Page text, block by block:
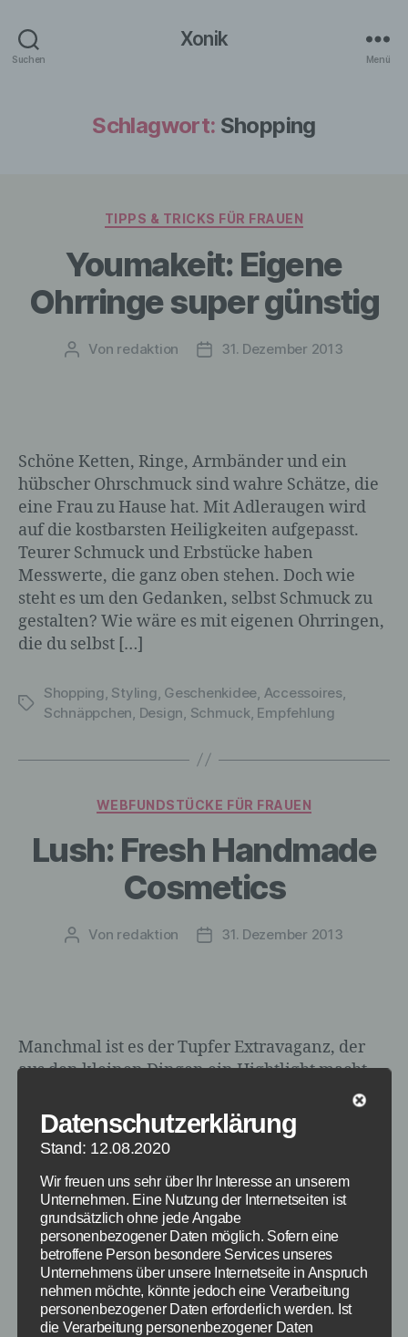
Suchen
Xonik
Menü
Schlagwort: Shopping
Kategorien
TIPPS & TRICKS FÜR FRAUEN
Youmakeit: Eigene
Ohrringe super günstig
Beitragsautor
Von redaktion Veröffentlichungsdatum
31. Dezember 2013
Schöne Ketten, Ringe, Armbänder und ein
hübscher Ohrschmuck sind wahre Schätze, die
eine Frau zu Hause hat. Mit Adleraugen wird
auf die kostbarsten Heiligkeiten aufgepasst.
Teurer Schmuck und Erbstücke haben
Messwerte, die ganz oben stehen. Doch wie
steht es um den Gedanken, selbst Schmuck zu
gestalten? Wie wäre es mit eigenen Ohrringen,
die du selbst […]
Schlagwörter
Shopping Styling Geschenkidee Accessoires,
Schnäppchen Design Schmuck Empfehlung
Kategorien
WEBFUNDSTÜCKE FÜR FRAUEN
Lush: Fresh Handmade
Cosmetics
Beitragsautor
Von redaktion Veröffentlichungsdatum
31. Dezember 2013
Manchmal ist es der Tupfer Extravaganz, der
aus den kleinen Dingen ein Hightlight macht,
das nicht jeder hat. Kosmetik ist zum Beispiel so
eine Sache. Produkte von den Hausmarken aus
den Drogerien haben die meisten.
können. Fehlt nur die dritte Kategorie:
Diejenigen, die wissen, wo man etwas
herbekommt, […]
Schlagwörter
Beauty,Empfehlung,Shopping,Styling ,
Geschenkidee
Datenschutzerklärung
Stand: 12.08.2020
Wir freuen uns sehr über Ihr Interesse an unserem
Unternehmen. Eine Nutzung der Internetseiten ist
grundsätzlich ohne jede Angabe
personenbezogener Daten möglich. Sofern eine
betroffene Person besondere Services unseres
Unternehmens über unsere Internetseite in Anspruch
nehmen möchte, könnte jedoch eine Verarbeitung
personenbezogener Daten erforderlich werden. Ist
die Verarbeitung personenbezogener Daten